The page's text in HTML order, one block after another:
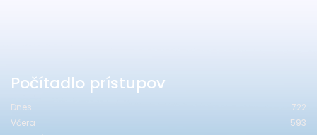
Počítadlo prístupov
Dnes
722
Včera
593